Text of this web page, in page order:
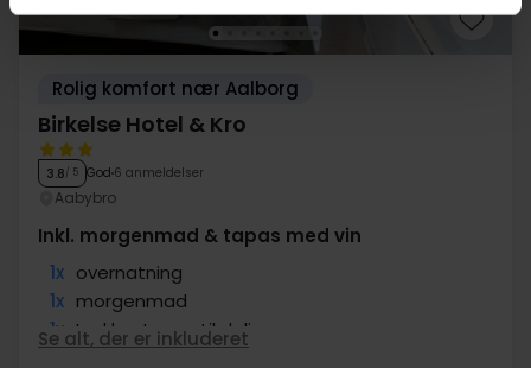
Rolig komfort nær Aalborg
Birkelse Hotel & Kro
3.8/ 5 God 6 anmeldelser
Aabybro
Inkl. morgenmad & tapas med vin
1x overnatning
1x morgenmad
1x Lækker tapas til deling
Se alt, der er inkluderet